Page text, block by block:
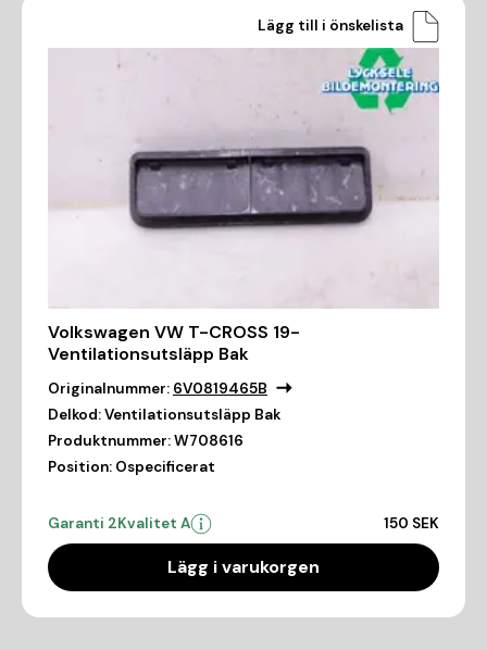
Lägg till i önskelista
Volkswagen VW T-CROSS 19-
Ventilationsutsläpp Bak
Originalnummer: 6V0819465B
Delkod:Ventilationsutsläpp Bak
Produktnummer:W708616
Position: Ospecificerat
Garanti 2Kvalitet A 150 SEK
Lägg i varukorgen